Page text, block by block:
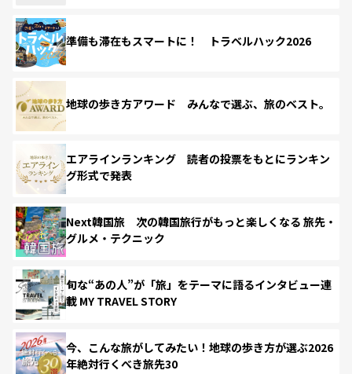
準備も滞在もスマートに！ トラベルハック2026
地球の歩き方アワード みんなで選ぶ、旅のベスト。
エアラインランキング 読者の投票をもとにランキン
グ形式で発表
Next韓国旅 次の韓国旅行がもっと楽しくなる 旅先・
グルメ・テクニック
旬な“あの人”が「旅」をテーマに語るインタビュー連
載 MY TRAVEL STORY
今、こんな旅がしてみたい！地球の歩き方が選ぶ2026
年絶対行くべき旅先30